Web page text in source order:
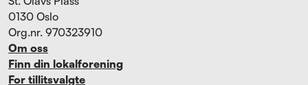
0130 Oslo
Org.nr. 970323910
Om oss
Finn din lokalforening
For tillitsvalgte